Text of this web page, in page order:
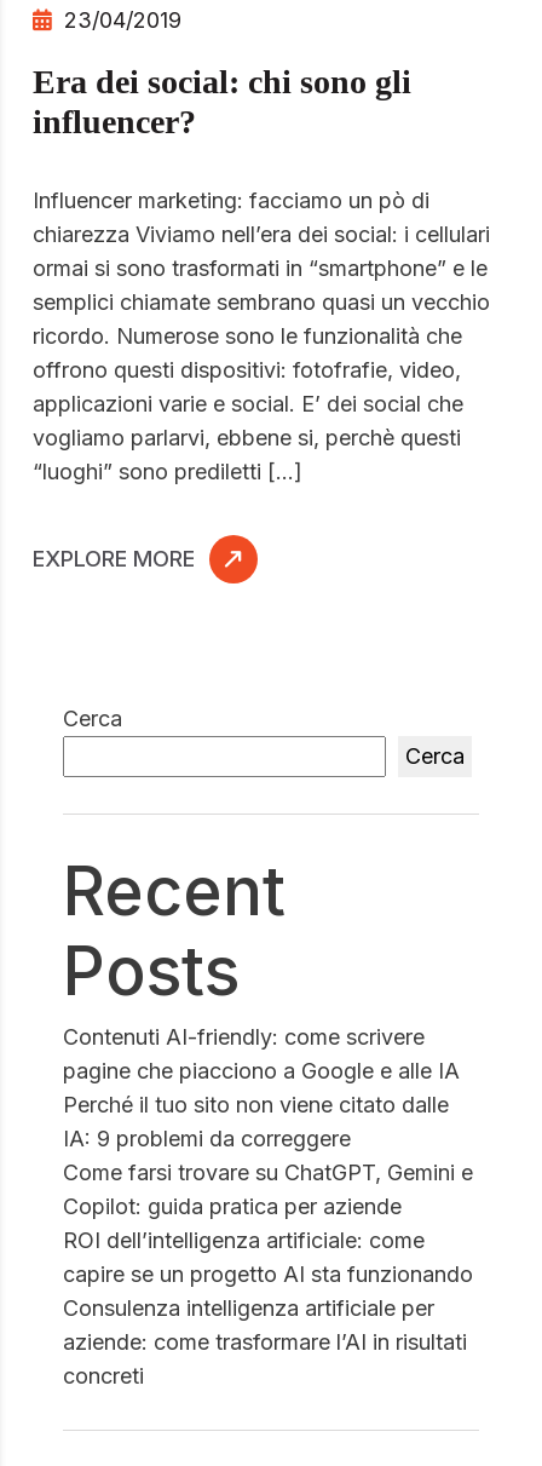
23/04/2019
Era dei social: chi sono gli
influencer?
Influencer marketing: facciamo un pò di
chiarezza Viviamo nell’era dei social: i cellulari
ormai si sono trasformati in “smartphone” e le
semplici chiamate sembrano quasi un vecchio
ricordo. Numerose sono le funzionalità che
offrono questi dispositivi: fotofrafie, video,
applicazioni varie e social. E’ dei social che
vogliamo parlarvi, ebbene si, perchè questi
“luoghi” sono prediletti […]
EXPLORE MORE
Cerca
Cerca
Recent
Posts
Contenuti AI-friendly: come scrivere
pagine che piacciono a Google e alle IA
Perché il tuo sito non viene citato dalle
IA: 9 problemi da correggere
Come farsi trovare su ChatGPT, Gemini e
Copilot: guida pratica per aziende
ROI dell’intelligenza artificiale: come
capire se un progetto AI sta funzionando
Consulenza intelligenza artificiale per
aziende: come trasformare l’AI in risultati
concreti